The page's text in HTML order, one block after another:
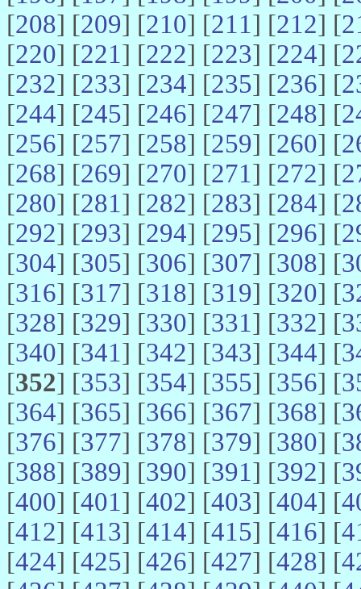
[208] [209] [210] [211] [212] [
[220] [221] [222] [223] [224] [
[232] [233] [234] [235] [236] [
[244] [245] [246] [247] [248] [
[256] [257] [258] [259] [260] [
[268] [269] [270] [271] [272] [
[280] [281] [282] [283] [284] [
[292] [293] [294] [295] [296] [
[304] [305] [306] [307] [308] [
[316] [317] [318] [319] [320] [
[328] [329] [330] [331] [332] [
[340] [341] [342] [343] [344] [
[352] [353] [354] [355] [356] [
[364] [365] [366] [367] [368] [
[376] [377] [378] [379] [380] [
[388] [389] [390] [391] [392] [
[400] [401] [402] [403] [404] [
[412] [413] [414] [415] [416] [
[424] [425] [426] [427] [428] [